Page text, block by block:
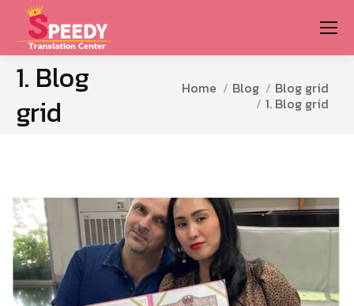
1. Blog
grid
You are here:
Home Blog
Blog grid
1. Blog grid